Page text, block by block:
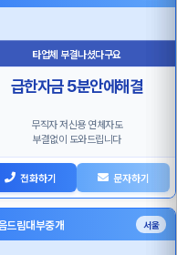
타업체 부결나셨다구요
급한자금 5분안에해결
무직자 저신용 연체자도
부결없이 도와드립니다
전화하기 문자하기
드림대부중개 서울